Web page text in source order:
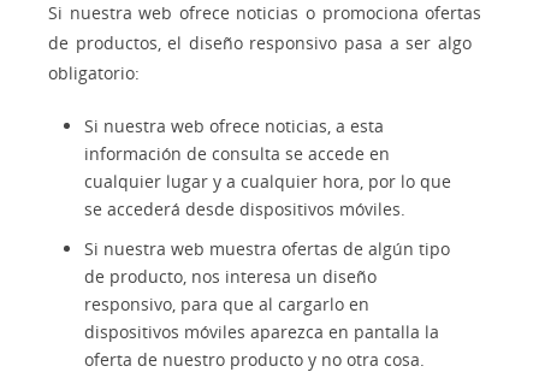
Si nuestra web ofrece noticias o promociona ofertas
de productos, el diseño responsivo pasa a ser algo
obligatorio:
Si nuestra web ofrece noticias, a esta
información de consulta se accede en
cualquier lugar y a cualquier hora, por lo que
se accederá desde dispositivos móviles.
Si nuestra web muestra ofertas de algún tipo
de producto, nos interesa un diseño
responsivo, para que al cargarlo en
dispositivos móviles aparezca en pantalla la
oferta de nuestro producto y no otra cosa.